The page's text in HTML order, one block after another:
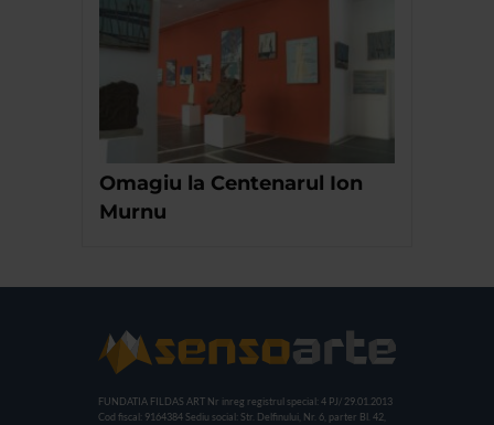
Omagiu la Centenarul Ion
Murnu
FUNDATIA FILDAS ART Nr inreg registrul special: 4 PJ/ 29.01.2013
Cod fiscal: 9164384 Sediu social: Str. Delfinului, Nr. 6, parter Bl. 42,